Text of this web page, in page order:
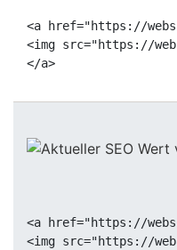
<a href="https://
<img src="https://
<a href="https://
<img src="https://